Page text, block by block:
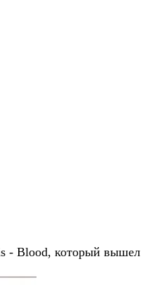
- Blood, который вышел